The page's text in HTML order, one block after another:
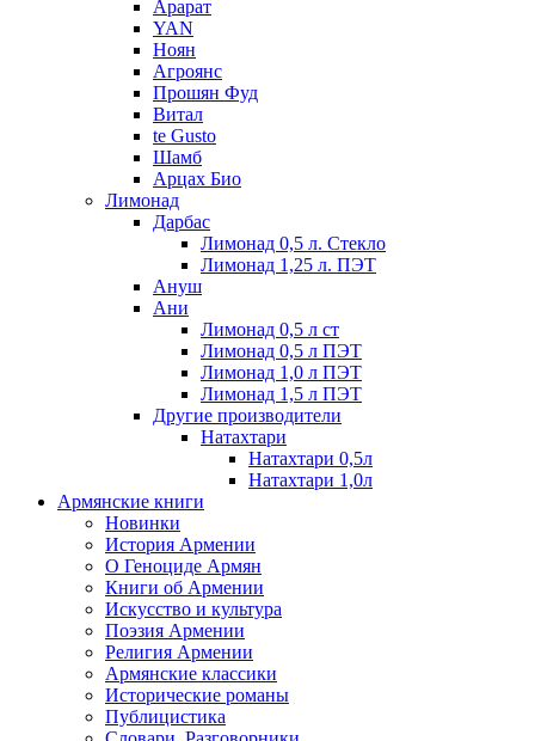
Арарат
YAN
Ноян
Агроянс
Прошян Фуд
Витал
te Gusto
Шамб
Арцах Био
Лимонад
Дарбас
Лимонад 0,5 л. Стекло
Лимонад 1,25 л. ПЭТ
Ануш
Ани
Лимонад 0,5 л ст
Лимонад 0,5 л ПЭТ
Лимонад 1,0 л ПЭТ
Лимонад 1,5 л ПЭТ
Другие производители
Натахтари
Натахтари 0,5л
Натахтари 1,0л
Армянские книги
Новинки
История Армении
О Геноциде Армян
Книги об Армении
Иcкусство и культура
Поэзия Армении
Религия Армении
Армянские классики
Исторические романы
Публицистика